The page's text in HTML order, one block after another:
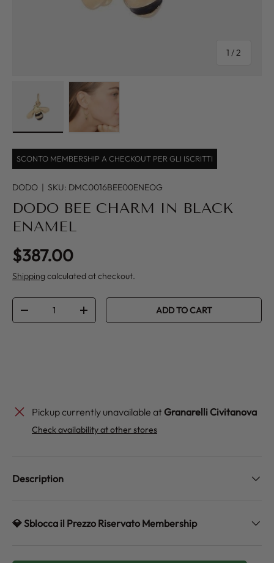
1 / of
2
SCONTO MEMBERSHIP A CHECKOUT PER GLI ISCRITTI
DODO | SKU: DMC0016BEE00ENEOG
DODO BEE CHARM IN BLACK
ENAMEL
Regular price
$387.00
Shipping calculated at checkout.
Qty
DECREASE QUANTITYINCREASE QUANTITYADD TO CART
Pickup currently unavailable at Granarelli Civitanova
Check availability at other stores
Description
💎 Sblocca il Prezzo Riservato Membership